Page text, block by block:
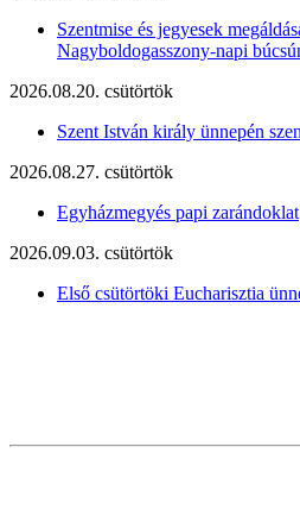
Szentmise és jegyesek
Nagyboldogasszony-napi
2026.08.20. csütörtök
Szent István király ünnepén
2026.08.27. csütörtök
Egyházmegyés papi zarándoklat
2026.09.03. csütörtök
Első csütörtöki Eucharisztia